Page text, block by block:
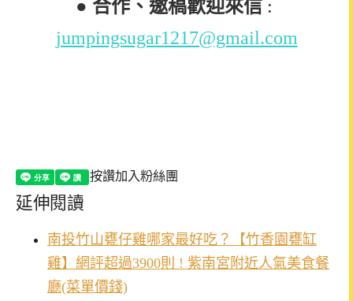
● 合作、邀稿歡迎來信 :
jumpingsugar1217@gmail.com
按讚加入粉絲團
延伸閱讀
南投竹山甕仔雞哪家最好吃？【竹香園甕缸
雞】網評超過3900則 ! 紫南宮附近人氣美食餐
廳(菜單價錢)